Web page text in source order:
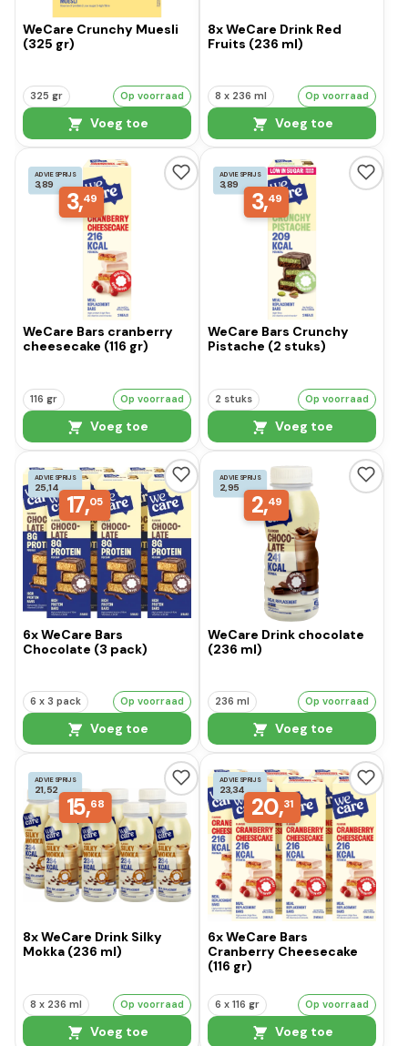
WeCare Crunchy Muesli
(325 gr)
325 gr Op voorraad
Voeg toe
8x WeCare Drink Red
Fruits (236 ml)
8 x 236 ml Op voorraad
Voeg toe
ADVIESPRIJS
3,89
3,49
WeCare Bars cranberry
cheesecake (116 gr)
116 gr Op voorraad
Voeg toe
ADVIESPRIJS
3,89
3,49
WeCare Bars Crunchy
Pistache (2 stuks)
2 stuks Op voorraad
Voeg toe
ADVIESPRIJS
25,14
17,05
6x WeCare Bars
Chocolate (3 pack)
6 x 3 pack Op voorraad
Voeg toe
ADVIESPRIJS
2,95
2,49
WeCare Drink chocolate
(236 ml)
236 ml Op voorraad
Voeg toe
ADVIESPRIJS
21,52
15,68
8x WeCare Drink Silky
Mokka (236 ml)
8 x 236 ml Op voorraad
Voeg toe
ADVIESPRIJS
23,34
20,31
6x WeCare Bars
Cranberry Cheesecake
(116 gr)
6 x 116 gr Op voorraad
Voeg toe